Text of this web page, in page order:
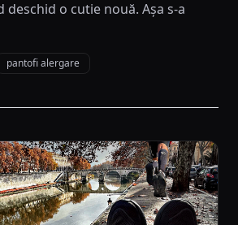
deschid o cutie nouă. Așa s-a
pantofi alergare